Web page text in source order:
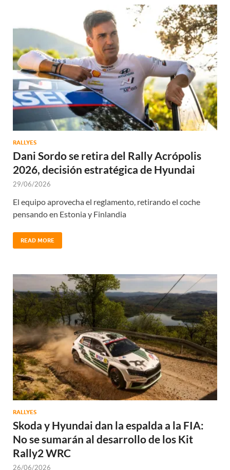
RALLYES
Dani Sordo se retira del Rally Acrópolis
2026, decisión estratégica de Hyundai
29/06/2026
El equipo aprovecha el reglamento, retirando el coche
pensando en Estonia y Finlandia
READ MORE
RALLYES
Skoda y Hyundai dan la espalda a la FIA:
No se sumarán al desarrollo de los Kit
Rally2 WRC
26/06/2026